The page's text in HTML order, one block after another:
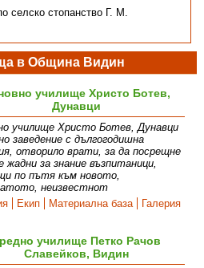
селско стопанство Г. М.
в Община Видин
училище Христо Ботев,
Дунавци
училище Христо Ботев, Дунавци
заведение с дългогодишна
отворило врати, за да посрещне
жадни за знание възпитаници,
по пътя към новото,
неизвестнот
Екип Материална база Галерия
училище Петко Рачов
Славейков, Видин